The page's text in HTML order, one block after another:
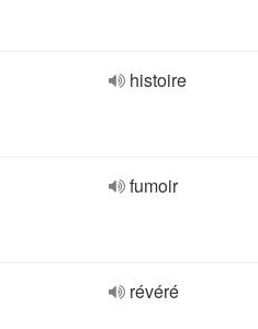
histoire
fumoir
révéré